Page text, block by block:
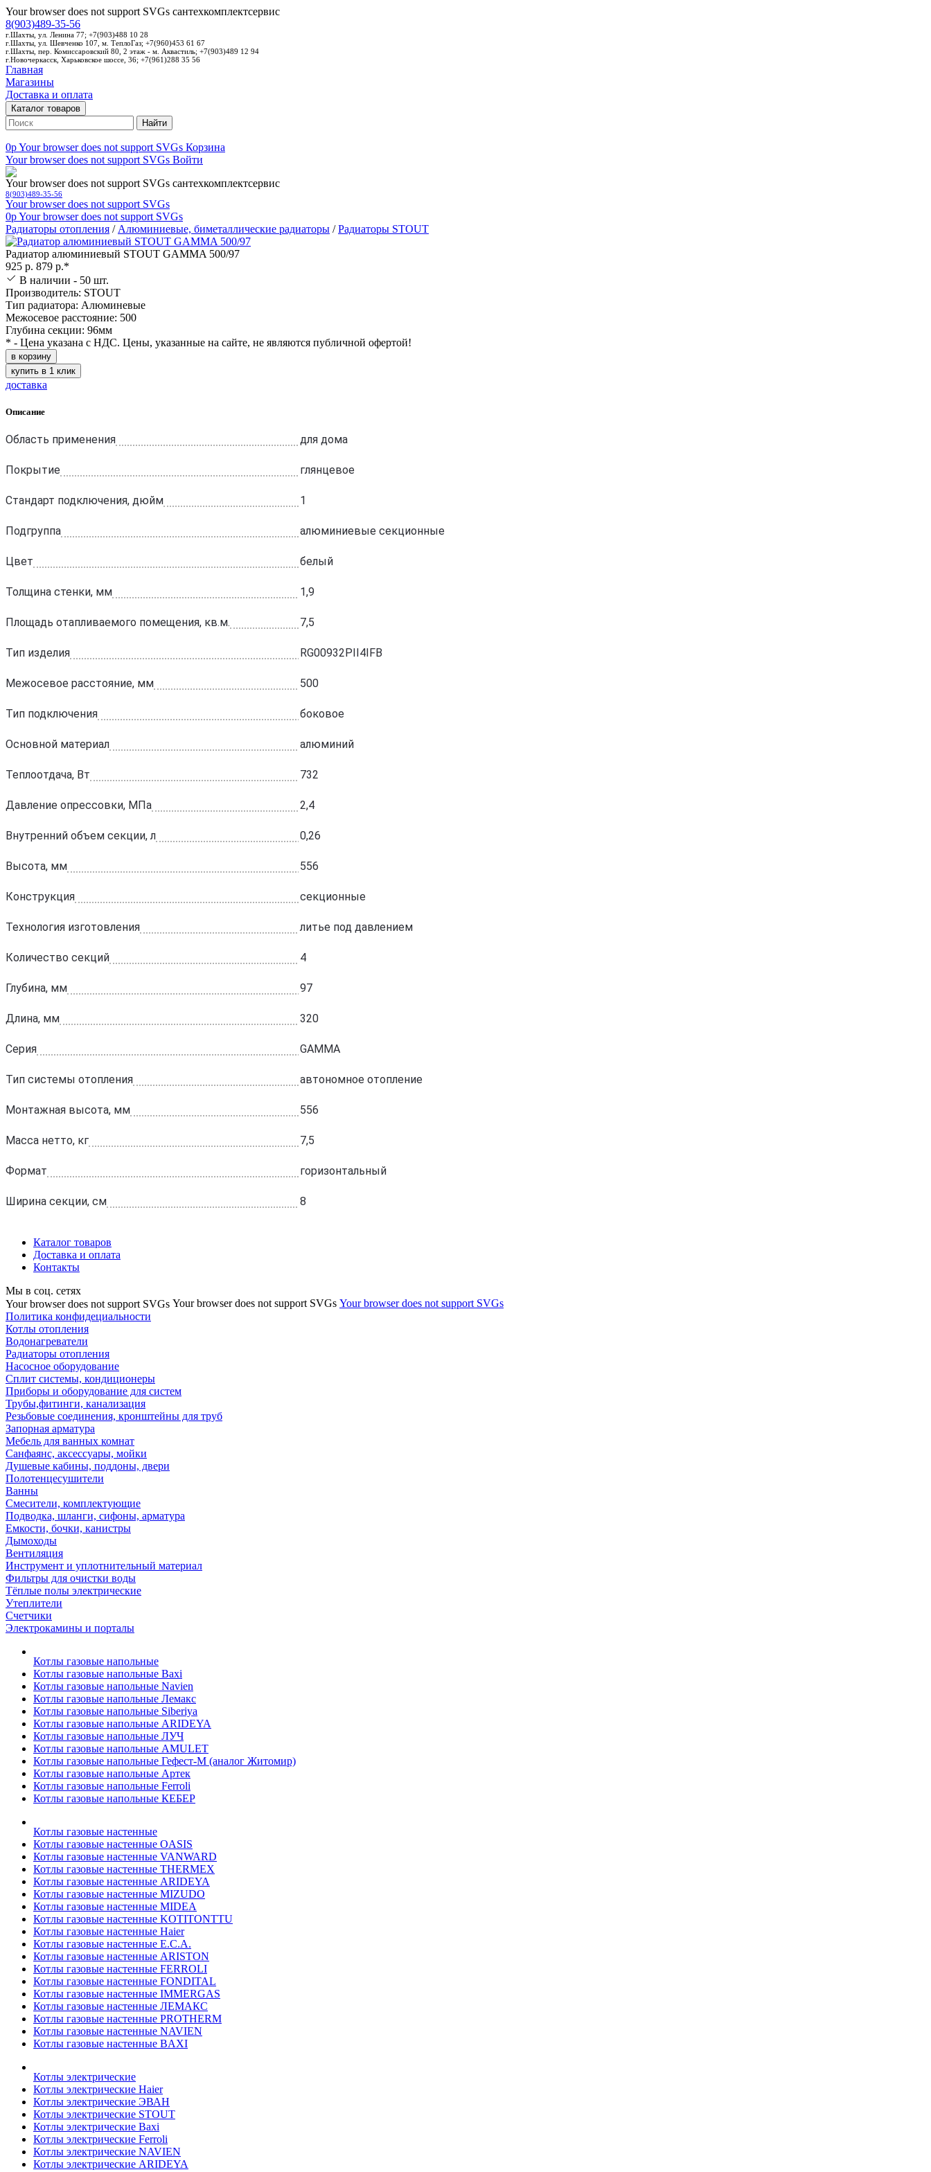
Your browser does not support SVGs сантехкомплектсервис
8(903)489-35-56
г.Шахты, ул. Ленина 77; +7(903)488 10 28
г.Шахты, ул. Шевченко 107, м. ТеплоГаз; +7(960)453 61 67
г.Шахты, пер. Комиссаровский 80, 2 этаж - м. Аквастиль; +7(903)489 12 94
г.Новочеркасск, Харьковское шоссе, 36; +7(961)288 35 56
Главная
Магазины
Доставка и оплата
Каталог товаров
Найти
0pYour browser does not support SVGs Корзина
Your browser does not support SVGs Войти
Your browser does not support SVGs сантехкомплектсервис
8(903)489-35-56
Your browser does not support SVGs
0pYour browser does not support SVGs
Радиаторы отопления / Алюминиевые, биметаллические радиаторы /Радиаторы STOUT
Радиатор алюминиевый STOUT GAMMA 500/97
925 р. 879 р.*
В наличии - 50 шт.
Производитель: STOUT
Тип радиатора: Алюминевые
Межосевое расстояние: 500
Глубина секции: 96мм
* - Цена указана с НДС. Цены, указанные на сайте, не являются публичной офертой!
в корзину
купить в 1 клик
доставка
Описание
Область применения для дома
Покрытие глянцевое
Стандарт подключения, дюйм 1
Подгруппа алюминиевые секционные
Цвет белый
Толщина стенки, мм 1,9
Площадь отапливаемого помещения, кв.м. 7,5
Тип изделия RG00932PII4IFB
Межосевое расстояние, мм 500
Тип подключения боковое
Основной материал алюминий
Теплоотдача, Вт 732
Давление опрессовки, МПа 2,4
Внутренний объем секции, л 0,26
Высота, мм 556
Конструкция секционные
Технология изготовления литье под давлением
Количество секций 4
Глубина, мм 97
Длина, мм 320
Серия GAMMA
Тип системы отопления автономное отопление
Монтажная высота, мм 556
Масса нетто, кг 7,5
Формат горизонтальный
Ширина секции, см 8
Каталог товаров
Доставка и оплата
Контакты
Мы в соц. сетях
Your browser does not support SVGs Your browser does not support SVGs Your browser does not support SVGs
Политика конфидециальности
Котлы отопления
Водонагреватели
Радиаторы отопления
Насосное оборудование
Сплит системы, кондиционеры
Приборы и оборудование для систем
Трубы,фитинги, канализация
Резьбовые соединения, кронштейны для труб
Запорная арматура
Мебель для ванных комнат
Санфаянс, аксессуары, мойки
Душевые кабины, поддоны, двери
Полотенцесушители
Ванны
Смесители, комплектующие
Подводка, шланги, сифоны, арматура
Емкости, бочки, канистры
Дымоходы
Вентиляция
Инструмент и уплотнительный материал
Фильтры для очистки воды
Тёплые полы электрические
Утеплители
Счетчики
Электрокамины и порталы
Котлы газовые напольные
Котлы газовые напольные Baxi
Котлы газовые напольные Navien
Котлы газовые напольные Лемакс
Котлы газовые напольные Siberiya
Котлы газовые напольные ARIDEYA
Котлы газовые напольные ЛУЧ
Котлы газовые напольные AMULET
Котлы газовые напольные Гефест-М (аналог Житомир)
Котлы газовые напольные Артек
Котлы газовые напольные Ferroli
Котлы газовые напольные КЕБЕР
Котлы газовые настенные
Котлы газовые настенные OASIS
Котлы газовые настенные VANWARD
Котлы газовые настенные THERMEX
Котлы газовые настенные ARIDEYA
Котлы газовые настенные MIZUDO
Котлы газовые настенные MIDEA
Котлы газовые настенные KOTITONTTU
Котлы газовые настенные Haier
Котлы газовые настенные E.C.A.
Котлы газовые настенные ARISTON
Котлы газовые настенные FERROLI
Котлы газовые настенные FONDITAL
Котлы газовые настенные IMMERGAS
Котлы газовые настенные ЛЕМАКС
Котлы газовые настенные PROTHERM
Котлы газовые настенные NAVIEN
Котлы газовые настенные BAXI
Котлы электрические
Котлы электрические Haier
Котлы электрические ЭВАН
Котлы электрические STOUT
Котлы электрические Baxi
Котлы электрические Ferroli
Котлы электрические NAVIEN
Котлы электрические ARIDEYA